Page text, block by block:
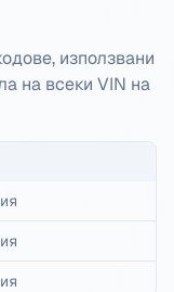
използвани
на всеки VIN на